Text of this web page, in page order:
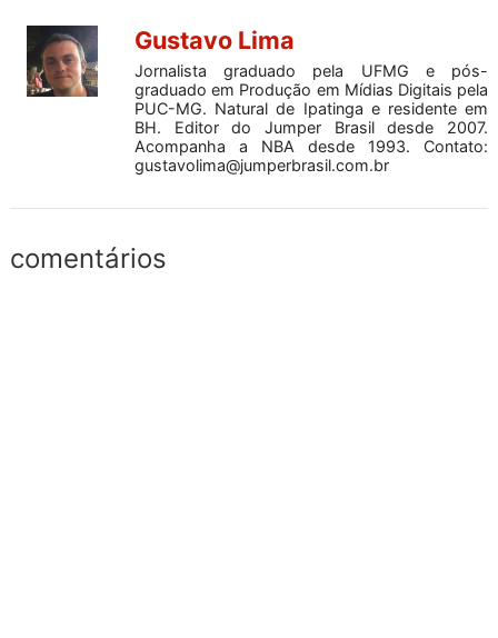
Gustavo Lima
Jornalista graduado pela UFMG e pós-
graduado em Produção em Mídias Digitais pela
PUC-MG. Natural de Ipatinga e residente em
BH. Editor do Jumper Brasil desde 2007.
Acompanha a NBA desde 1993. Contato:
gustavolima@jumperbrasil.com.br
comentários